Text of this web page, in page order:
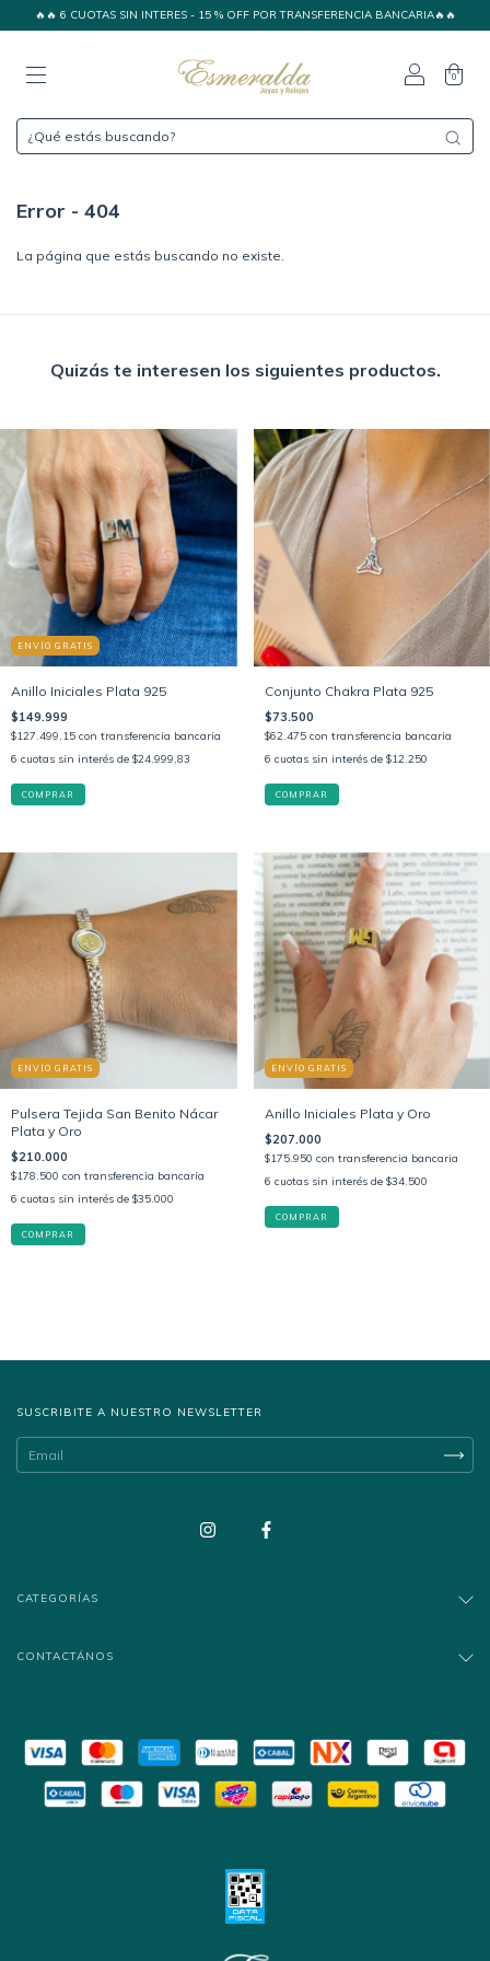
🔥🔥 6 CUOTAS SIN INTERES - 15 % OFF POR TRANSFERENCIA BANCARIA🔥🔥
0
Error - 404
La página que estás buscando no existe.
Quizás te interesen los siguientes productos.
ENVÍO GRATIS
Anillo Iniciales Plata 925
$149.999
$127.499,15 con transferencia bancaria
6 cuotas sin interés de $24.999,83
Conjunto Chakra Plata 925
$73.500
$62.475 con transferencia bancaria
6 cuotas sin interés de $12.250
COMPRAR
ENVÍO GRATIS
Pulsera Tejida San Benito Nácar
Plata y Oro
$210.000
$178.500 con transferencia bancaria
6 cuotas sin interés de $35.000
COMPRAR
ENVÍO GRATIS
Anillo Iniciales Plata y Oro
$207.000
$175.950 con transferencia bancaria
6 cuotas sin interés de $34.500
SUSCRIBITE A NUESTRO NEWSLETTER
CATEGORÍAS
CONTACTÁNOS